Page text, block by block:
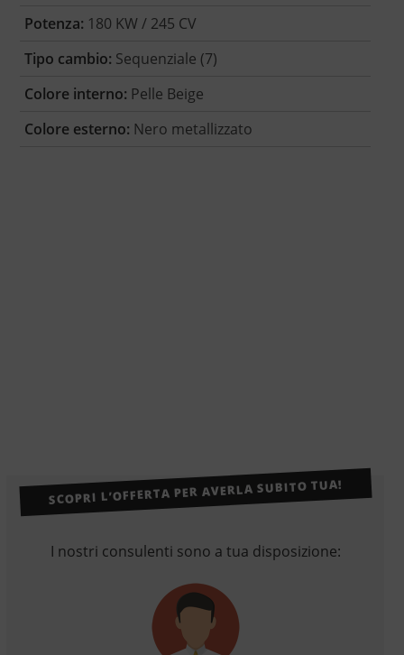
Potenza: 180 KW / 245 CV
Tipo cambio: Sequenziale (7)
Colore interno: Pelle Beige
Colore esterno: Nero metallizzato
SCOPRI L’OFFERTA PER AVERLA SUBITO TUA!
I nostri consulenti sono a tua disposizione: